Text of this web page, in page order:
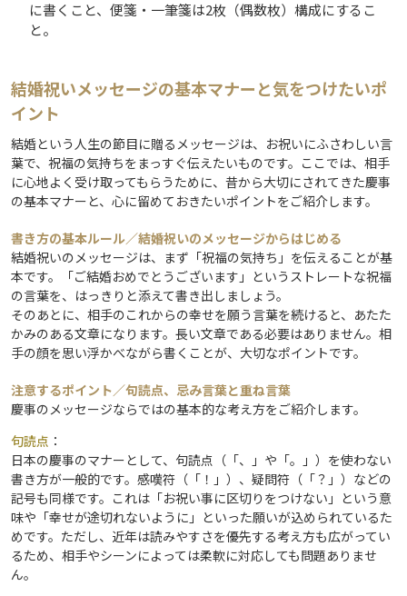
に書くこと、便箋・一筆箋は2枚（偶数枚）構成にするこ
と。
結婚祝いメッセージの基本マナーと気をつけたいポ
イント
結婚という人生の節目に贈るメッセージは、お祝いにふさわしい言
葉で、祝福の気持ちをまっすぐ伝えたいものです。ここでは、相手
に心地よく受け取ってもらうために、昔から大切にされてきた慶事
の基本マナーと、心に留めておきたいポイントをご紹介します。
書き方の基本ルール／結婚祝いのメッセージからはじめる
結婚祝いのメッセージは、まず「祝福の気持ち」を伝えることが基
本です。「ご結婚おめでとうございます」というストレートな祝福
の言葉を、はっきりと添えて書き出しましょう。
そのあとに、相手のこれからの幸せを願う言葉を続けると、あたた
かみのある文章になります。長い文章である必要はありません。相
手の顔を思い浮かべながら書くことが、大切なポイントです。
注意するポイント／句読点、忌み言葉と重ね言葉
慶事のメッセージならではの基本的な考え方をご紹介します。
句読点 ：
日本の慶事のマナーとして、句読点（「、」や「。」）を使わない
書き方が一般的です。感嘆符（「！」）、疑問符（「？」）などの
記号も同様です。これは「お祝い事に区切りをつけない」という意
味や「幸せが途切れないように」といった願いが込められているた
めです。ただし、近年は読みやすさを優先する考え方も広がってい
るため、相手やシーンによっては柔軟に対応しても問題ありませ
ん。